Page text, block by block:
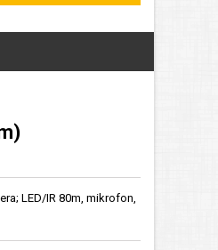
LED/IR 80m, mikrofon,